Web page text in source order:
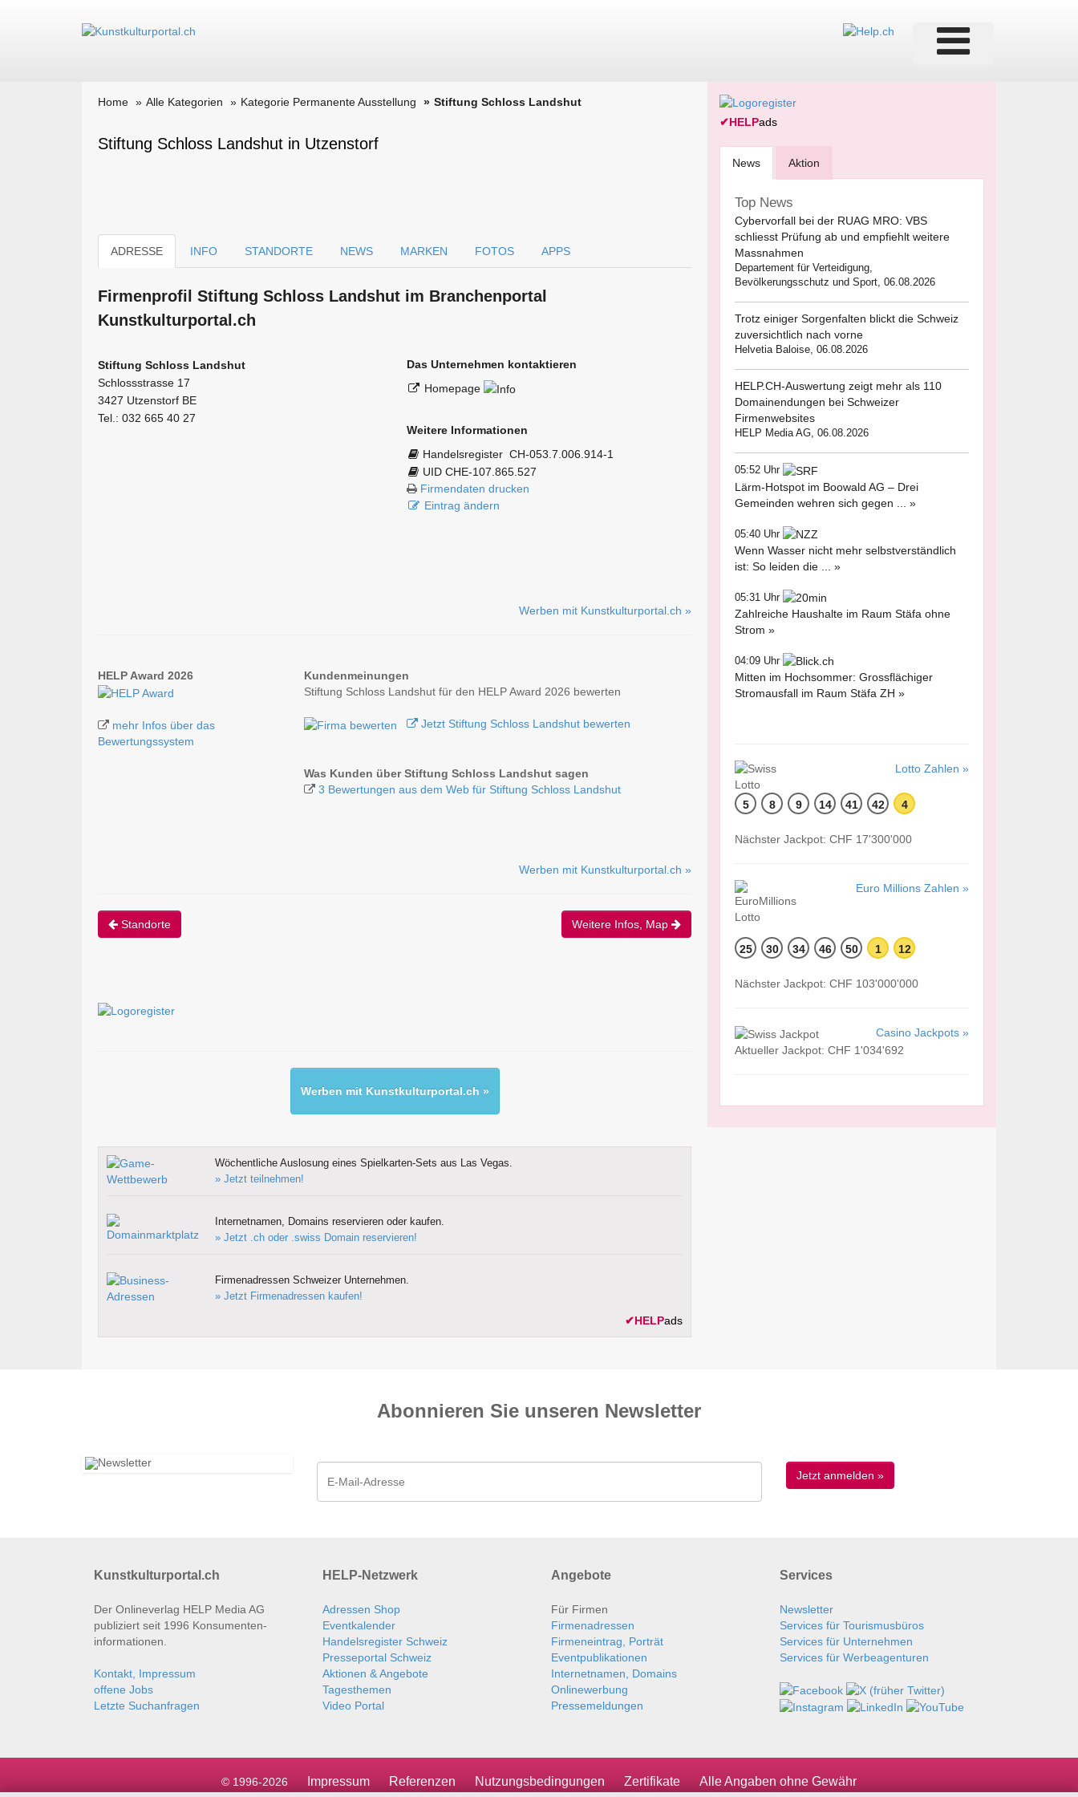
Home Alle Kategorien Kategorie Permanente Ausstellung Stiftung Schloss Landshut
Stiftung Schloss Landshut in Utzenstorf
ADRESSE INFO STANDORTE NEWS MARKEN FOTOS APPS
Firmen­profil Stiftung Schloss Landshut im Branchen­portal
Kunstkulturportal.ch
Stiftung Schloss Landshut
Schlossstrasse 17
3427 Utzenstorf BE
Tel.: 032 665 40 27
Das Unternehmen kontaktieren
Homepage
Weitere Informationen
Handelsregister CH-053.7.006.914-1
UID CHE-107.865.527
Firmendaten drucken
Eintrag ändern
Werben mit Kunstkulturportal.ch »
HELP Award 2026
mehr Infos über das
Bewertungssystem
Kundenmeinungen
Stiftung Schloss Landshut für den HELP Award 2026 bewerten
Jetzt Stiftung Schloss Landshut bewerten
Was Kunden über Stiftung Schloss Landshut sagen
3 Bewertungen aus dem Web für Stiftung Schloss Landshut
Werben mit Kunstkulturportal.ch »
Standorte Weitere Infos, Map
Werben mit Kunstkulturportal.ch »
Wöchentliche Auslosung eines Spielkarten-Sets aus Las Vegas.
» Jetzt teilnehmen!
Internetnamen, Domains reservieren oder kaufen.
» Jetzt .ch oder .swiss Domain reservieren!
Firmenadressen Schweizer Unternehmen.
» Jetzt Firmenadressen kaufen!
✔HELPads
✔HELPads
News Aktion
Top News
Cybervorfall bei der RUAG MRO: VBS
schliesst Prüfung ab und empfiehlt weitere
Massnahmen
Departement für Verteidigung,
Bevölkerungsschutz und Sport, 06.08.2026
Trotz einiger Sorgenfalten blickt die Schweiz
zuversichtlich nach vorne
Helvetia Baloise, 06.08.2026
HELP.CH-Auswertung zeigt mehr als 110
Domainendungen bei Schweizer
Firmenwebsites
HELP Media AG, 06.08.2026
05:52 Uhr
Lärm-Hotspot im Boowald AG – Drei
Gemeinden wehren sich gegen ... »
05:40 Uhr
Wenn Wasser nicht mehr selbstverständlich
ist: So leiden die ... »
05:31 Uhr
Zahlreiche Haushalte im Raum Stäfa ohne
Strom »
04:09 Uhr
Mitten im Hochsommer: Grossflächiger
Stromausfall im Raum Stäfa ZH »
Lotto Zahlen »
5 8 9 14 41 42 4
Nächster Jackpot: CHF 17'300'000
Euro Millions Zahlen »
25 30 34 46 50 1 12
Nächster Jackpot: CHF 103'000'000
Casino Jackpots »
Aktueller Jackpot: CHF 1'034'692
Abonnieren Sie unseren News­letter
Kunstkulturportal.ch
Der Onlineverlag HELP Media AG
publiziert seit 1996 Konsumenten­
informationen.
Kontakt, Impressum
offene Jobs
Letzte Suchanfragen
HELP-Netzwerk
Adressen Shop
Eventkalender
Handelsregister Schweiz
Presseportal Schweiz
Aktionen & Angebote
Tagesthemen
Video Portal
Angebote
Für Firmen
Firmenadressen
Firmeneintrag, Porträt
Eventpublikationen
Internetnamen, Domains
Onlinewerbung
Pressemeldungen
Services
Newsletter
Services für Tourismusbüros
Services für Unternehmen
Services für Werbeagenturen
© 1996-2026 Impressum Referenzen Nutzungsbedingungen Zertifikate Alle Angaben ohne Gewähr